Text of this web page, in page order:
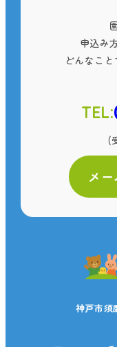
申込み
どんなこ
TEL:
(
メ
神戸市須